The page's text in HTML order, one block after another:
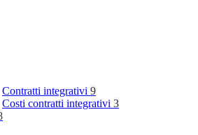
Contratti integrativi 9
Costi contratti integrativi 3